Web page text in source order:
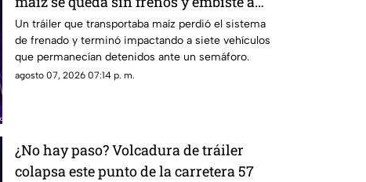
siete vehículos
Un tráiler que transportaba maíz perdió el sistema
de frenado y terminó impactando a siete vehículos
que permanecían detenidos ante un semáforo.
agosto 07, 2026 07:14 p. m.
¿No hay paso? Volcadura de tráiler
colapsa este punto de la carretera 57